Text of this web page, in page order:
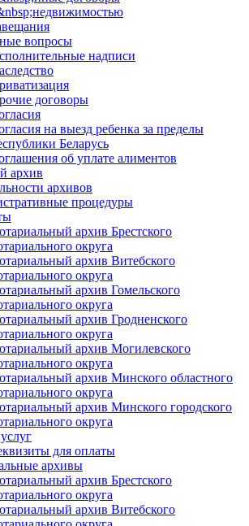
вопросы
надписи
договоры
на выезд ребенка за пределы
Беларусь
об уплате алиментов
архив
архивов
процедуры
архив Брестского
округа
архив Витебского
округа
архив Гомельского
округа
архив Гродненского
округа
архив Могилевского
округа
архив Минского областного
округа
архив Минского городского
округа
для оплаты
архивы
архив Брестского
округа
архив Витебского